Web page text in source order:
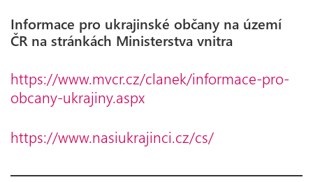
Informace pro ukrajinské občany na území
ČR na stránkách Ministerstva vnitra
https://www.mvcr.cz/clanek/informace-pro-
obcany-ukrajiny.aspx
https://www.nasiukrajinci.cz/cs/